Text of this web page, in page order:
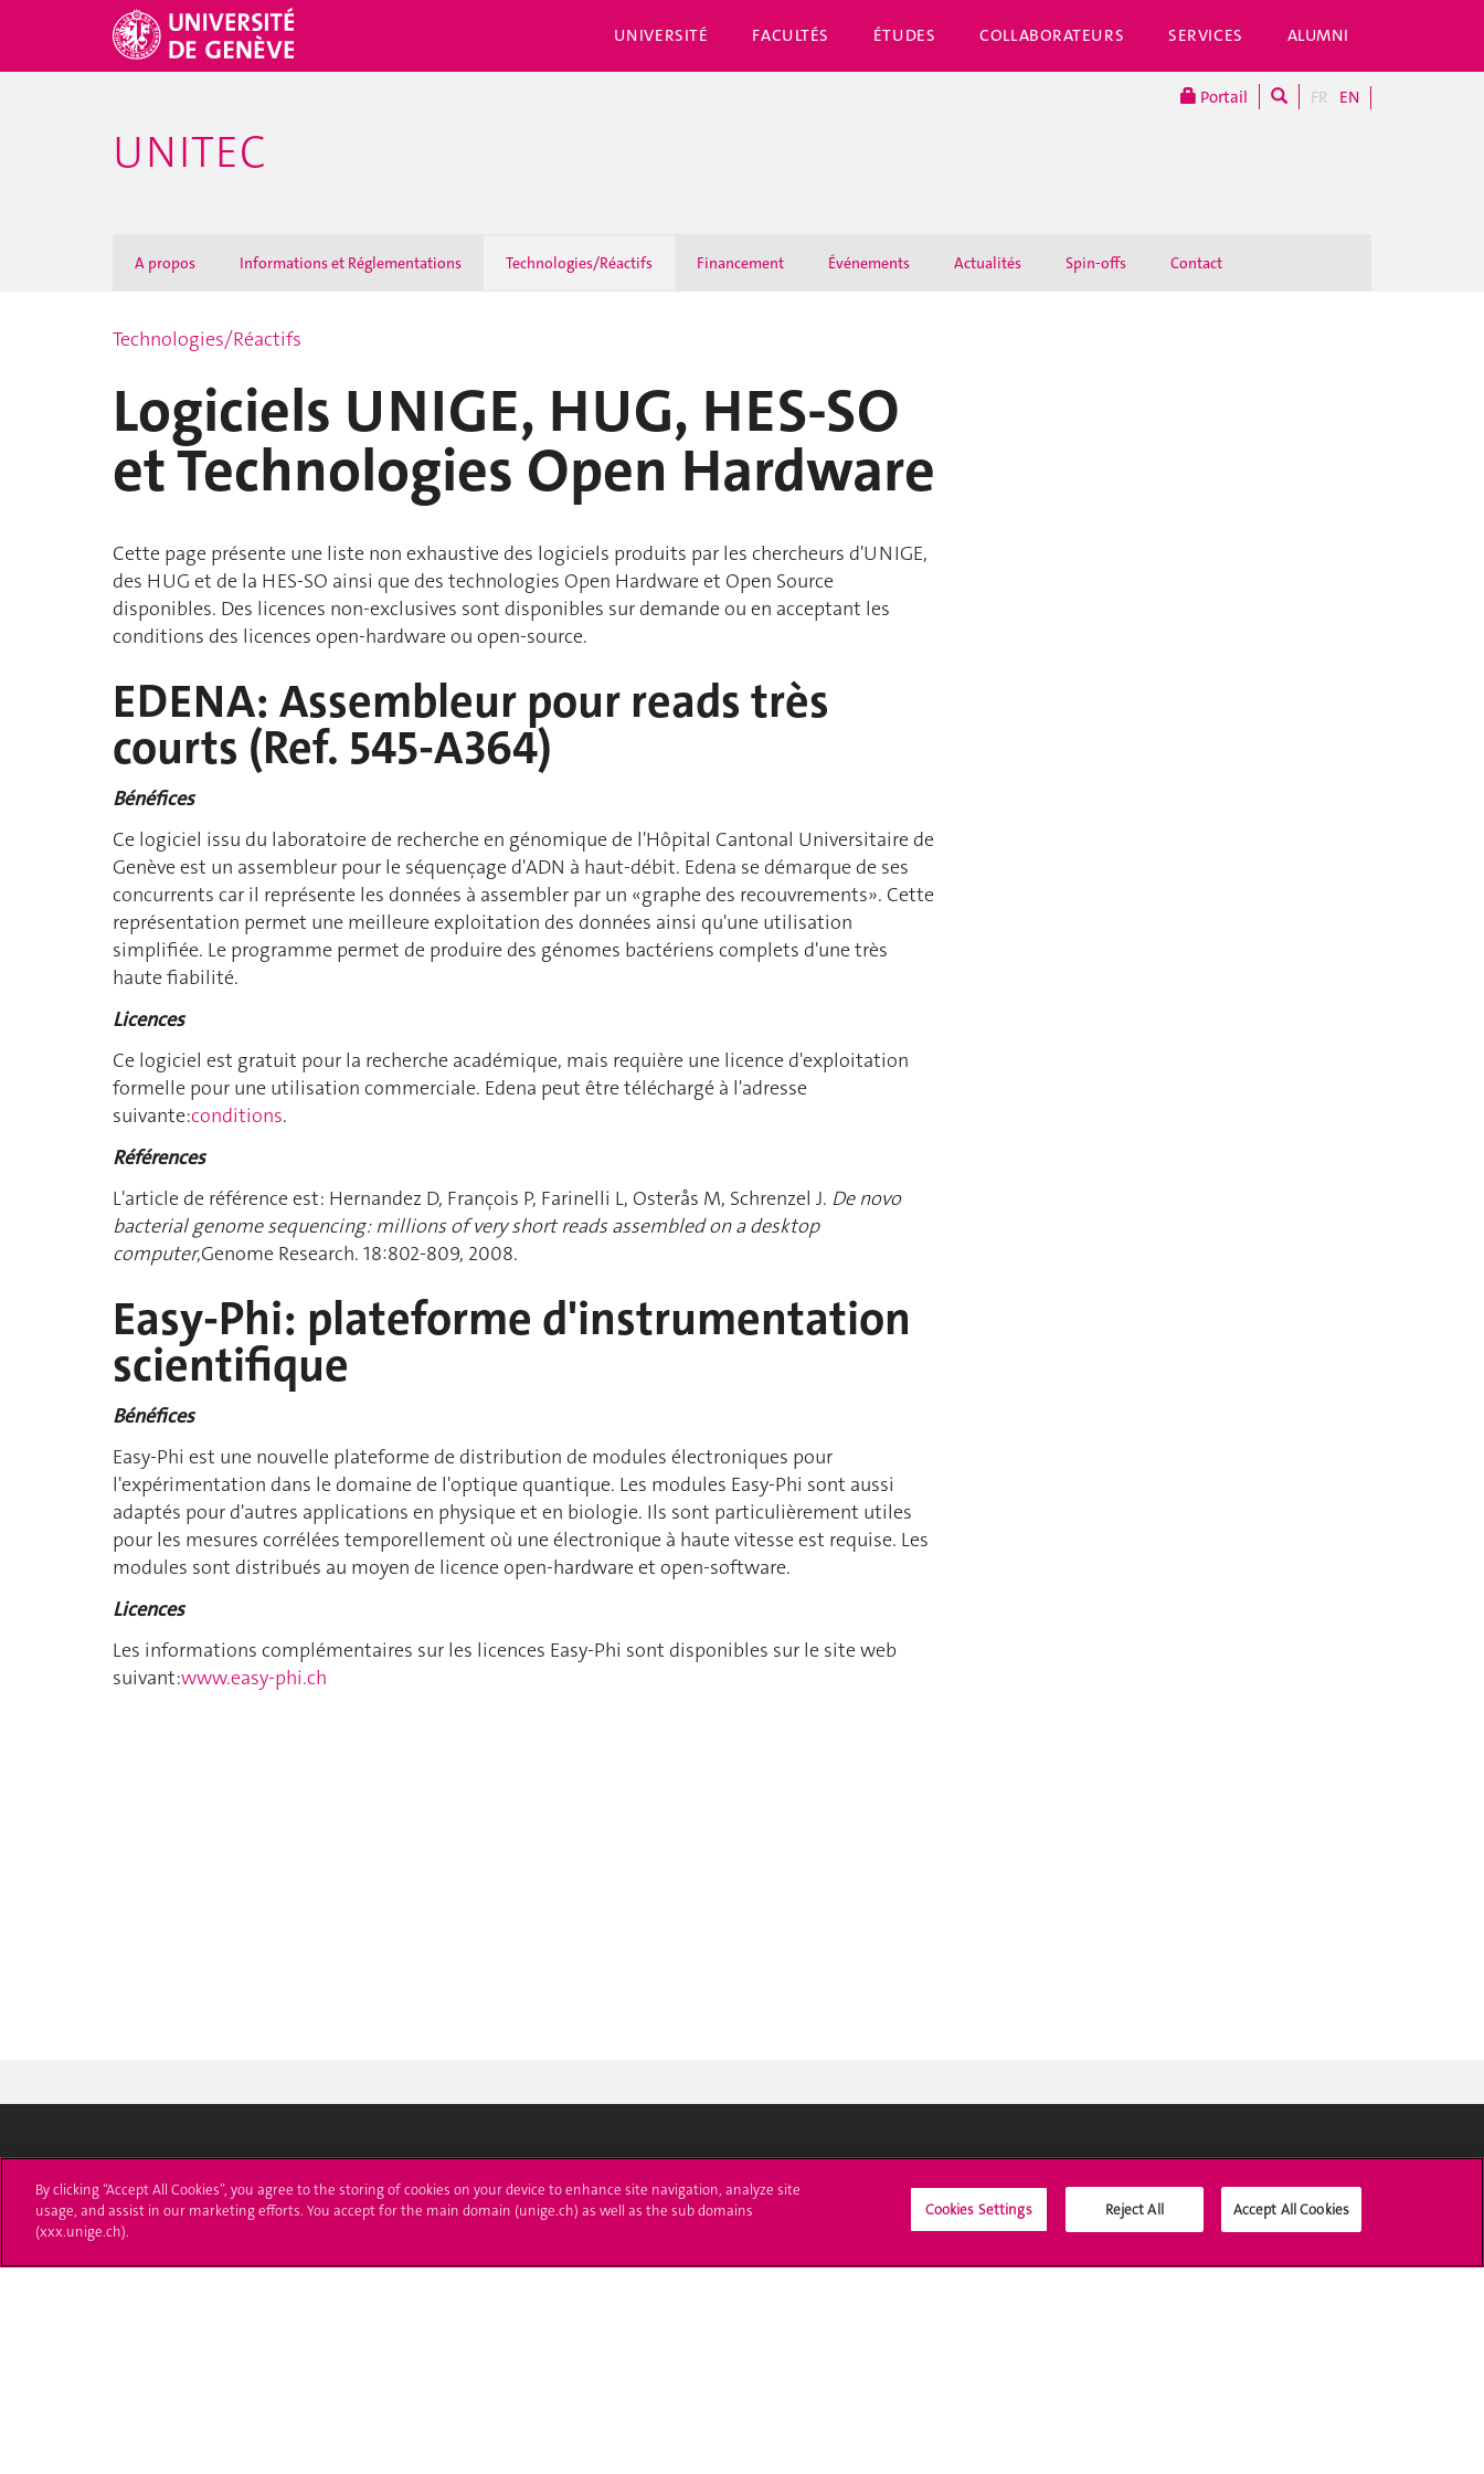
UNIVERSITÉ FACULTÉS ÉTUDES COLLABORATEURS SERVICES ALUMNI
Portail FR EN
UNITEC
A propos Informations et Réglementations Technologies/Réactifs Financement Événements Actualités Spin-offs Contact
Technologies/Réactifs
Logiciels UNIGE, HUG, HES-SO
et Technologies Open Hardware
Cette page présente une liste non exhaustive des logiciels produits par les chercheurs d'UNIGE,
des HUG et de la HES-SO ainsi que des technologies Open Hardware et Open Source
disponibles. Des licences non-exclusives sont disponibles sur demande ou en acceptant les
conditions des licences open-hardware ou open-source.
EDENA: Assembleur pour reads très
courts (Ref. 545-A364)
Bénéfices
Ce logiciel issu du laboratoire de recherche en génomique de l'Hôpital Cantonal Universitaire de
Genève est un assembleur pour le séquençage d'ADN à haut-débit. Edena se démarque de ses
concurrents car il représente les données à assembler par un «graphe des recouvrements». Cette
représentation permet une meilleure exploitation des données ainsi qu'une utilisation
simplifiée. Le programme permet de produire des génomes bactériens complets d'une très
haute fiabilité.
Licences
Ce logiciel est gratuit pour la recherche académique, mais requière une licence d'exploitation
formelle pour une utilisation commerciale. Edena peut être téléchargé à l'adresse
suivante:conditions.
Références
L'article de référence est: Hernandez D, François P, Farinelli L, Osterås M, Schrenzel J. De novo
bacterial genome sequencing: millions of very short reads assembled on a desktop
computer,Genome Research. 18:802-809, 2008.
Easy-Phi: plateforme d'instrumentation
scientifique
Bénéfices
Easy-Phi est une nouvelle plateforme de distribution de modules électroniques pour
l'expérimentation dans le domaine de l'optique quantique. Les modules Easy-Phi sont aussi
adaptés pour d'autres applications en physique et en biologie. Ils sont particulièrement utiles
pour les mesures corrélées temporellement où une électronique à haute vitesse est requise. Les
modules sont distribués au moyen de licence open-hardware et open-software.
Licences
Les informations complémentaires sur les licences Easy-Phi sont disponibles sur le site web
suivant:www.easy-phi.ch
Université de Genève
24 rue du Général-Dufour
T. +41 (0)22 379 71 11
S'inscrire à l'UNIGE
Immatriculations
Démarches administratives
L'UNIGE vous informe
Médias
By clicking “Accept All Cookies”, you agree to the storing of cookies on your device to enhance site navigation, analyze site
usage, and assist in our marketing efforts. You accept for the main domain (unige.ch) as well as the sub domains
(xxx.unige.ch).
Cookies Settings Reject All Accept All Cookies